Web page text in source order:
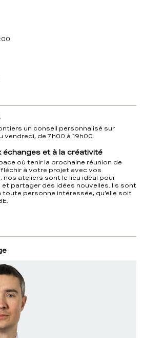
un conseil personnalisé sur
vendredi, de 7h00 à 19h00.
échanges et à la créativité
où tenir la prochaine réunion de
à votre projet avec vos
nos ateliers sont le lieu idéal pour
partager des idées nouvelles. Ils sont
personne intéressée, qu’elle soit